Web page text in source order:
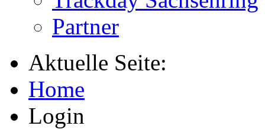
Partner
Aktuelle Seite:
Home
Login